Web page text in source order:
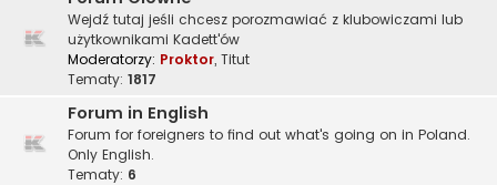
Wejdź tutaj jeśli chcesz porozmawiać z klubowiczami lub
użytkownikami Kadett'ów
Moderatorzy: Proktor, Titut
Tematy: 1817
Forum in English
Forum for foreigners to find out what's going on in Poland.
Only English.
Tematy: 6